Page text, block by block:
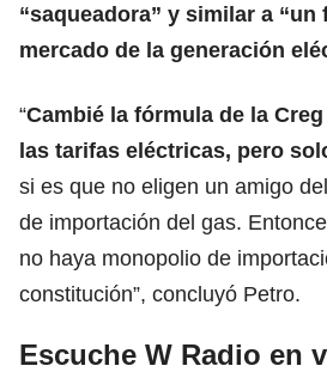
“saqueadora” y similar a “un
mercado de la generación
“Cambié la fórmula de la
las tarifas eléctricas, pero
si es que no eligen un amigo
de importación del gas.
no haya monopolio de
constitución”, concluyó Petro.
Escuche W Radio en